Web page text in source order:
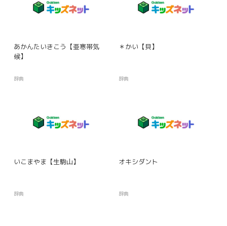
あかんたいきこう【亜寒帯気
候】
辞典
＊かい【貝】
辞典
いこまやま【生駒山】
辞典
オキシダント
辞典